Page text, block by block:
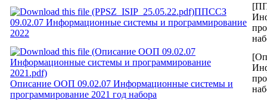
ППССЗ
09.02.07 Информационные системы и программирование
2022
Описание ООП 09.02.07 Информационные системы и
программирование 2021 год набора